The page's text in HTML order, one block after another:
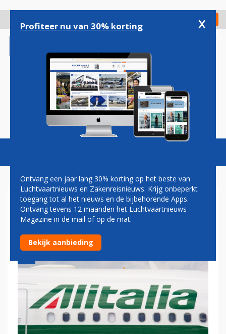
gaan
Check in
Magazine Podcasts Vacatures
ALITALIA STUURT LIJKKIST
OP VERKEERDE VLUCHT
Profiteer nu van 30% korting x
Ontvang een jaar lang 30% korting op het beste van
Luchtvaartnieuws en Zakenreisnieuws. Krijg onbeperkt
toegang tot al het nieuws en de bijbehorende Apps.
Ontvang tevens 12 maanden het Luchtvaartnieuws
Magazine in de mail of op de mat.
Bekijk aanbieding